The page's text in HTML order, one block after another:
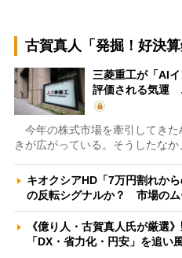
古賀真人「発掘！好決算
三菱重工が「AI
評価される気運
今年の株式市場を牽引してきた
きが広がっている。そうしたな
キオクシアHD「7万円割れか
の反転シグナルか？ 市場の
《億り人・古賀真人氏が厳選
「DX・省力化・円安」を追い